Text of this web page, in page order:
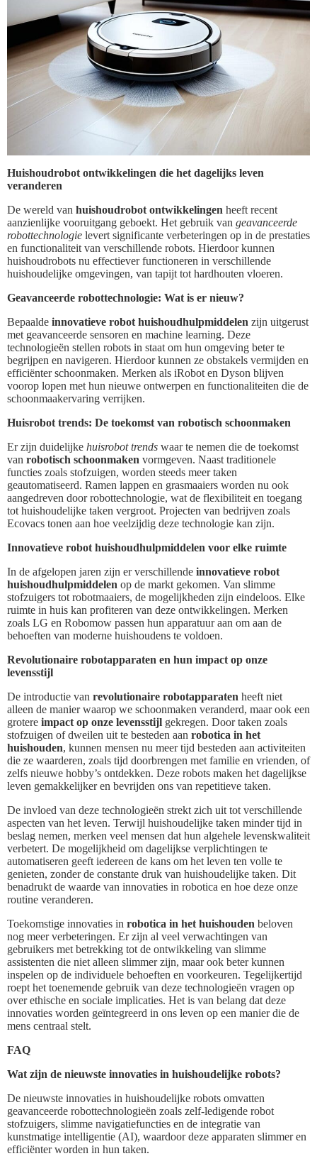
Huishoudrobot ontwikkelingen die het dagelijks leven
veranderen
De wereld van huishoudrobot ontwikkelingen heeft recent
aanzienlijke vooruitgang geboekt. Het gebruik van geavanceerde
robottechnologie levert significante verbeteringen op in de prestaties
en functionaliteit van verschillende robots. Hierdoor kunnen
huishoudrobots nu effectiever functioneren in verschillende
huishoudelijke omgevingen, van tapijt tot hardhouten vloeren.
Geavanceerde robottechnologie: Wat is er nieuw?
Bepaalde innovatieve robot huishoudhulpmiddelen zijn uitgerust
met geavanceerde sensoren en machine learning. Deze
technologieën stellen robots in staat om hun omgeving beter te
begrijpen en navigeren. Hierdoor kunnen ze obstakels vermijden en
efficiënter schoonmaken. Merken als iRobot en Dyson blijven
voorop lopen met hun nieuwe ontwerpen en functionaliteiten die de
schoonmaakervaring verrijken.
Huisrobot trends: De toekomst van robotisch schoonmaken
Er zijn duidelijke huisrobot trends waar te nemen die de toekomst
van robotisch schoonmaken vormgeven. Naast traditionele
functies zoals stofzuigen, worden steeds meer taken
geautomatiseerd. Ramen lappen en grasmaaiers worden nu ook
aangedreven door robottechnologie, wat de flexibiliteit en toegang
tot huishoudelijke taken vergroot. Projecten van bedrijven zoals
Ecovacs tonen aan hoe veelzijdig deze technologie kan zijn.
Innovatieve robot huishoudhulpmiddelen voor elke ruimte
In de afgelopen jaren zijn er verschillende innovatieve robot
huishoudhulpmiddelen op de markt gekomen. Van slimme
stofzuigers tot robotmaaiers, de mogelijkheden zijn eindeloos. Elke
ruimte in huis kan profiteren van deze ontwikkelingen. Merken
zoals LG en Robomow passen hun apparatuur aan om aan de
behoeften van moderne huishoudens te voldoen.
Revolutionaire robotapparaten en hun impact op onze
levensstijl
De introductie van revolutionaire robotapparaten heeft niet
alleen de manier waarop we schoonmaken veranderd, maar ook een
grotere impact op onze levensstijl gekregen. Door taken zoals
stofzuigen of dweilen uit te besteden aan robotica in het
huishouden, kunnen mensen nu meer tijd besteden aan activiteiten
die ze waarderen, zoals tijd doorbrengen met familie en vrienden, of
zelfs nieuwe hobby’s ontdekken. Deze robots maken het dagelijkse
leven gemakkelijker en bevrijden ons van repetitieve taken.
De invloed van deze technologieën strekt zich uit tot verschillende
aspecten van het leven. Terwijl huishoudelijke taken minder tijd in
beslag nemen, merken veel mensen dat hun algehele levenskwaliteit
verbetert. De mogelijkheid om dagelijkse verplichtingen te
automatiseren geeft iedereen de kans om het leven ten volle te
genieten, zonder de constante druk van huishoudelijke taken. Dit
benadrukt de waarde van innovaties in robotica en hoe deze onze
routine veranderen.
Toekomstige innovaties in robotica in het huishouden beloven
nog meer verbeteringen. Er zijn al veel verwachtingen van
gebruikers met betrekking tot de ontwikkeling van slimme
assistenten die niet alleen slimmer zijn, maar ook beter kunnen
inspelen op de individuele behoeften en voorkeuren. Tegelijkertijd
roept het toenemende gebruik van deze technologieën vragen op
over ethische en sociale implicaties. Het is van belang dat deze
innovaties worden geïntegreerd in ons leven op een manier die de
mens centraal stelt.
FAQ
Wat zijn de nieuwste innovaties in huishoudelijke robots?
De nieuwste innovaties in huishoudelijke robots omvatten
geavanceerde robottechnologieën zoals zelf-ledigende robot
stofzuigers, slimme navigatiefuncties en de integratie van
kunstmatige intelligentie (AI), waardoor deze apparaten slimmer en
efficiënter worden in hun taken.